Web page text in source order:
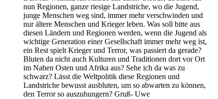
nun Regionen, ganze riesige Landstriche, wo die Jugend,
junge Menschen weg sind, immer mehr verschwinden und
nur ältere Menschen und Krieger leben. Was soll bitte aus
diesen Ländern und Regionen werden, wenn die Jugend als
wichtige Generation einer Gesellschaft immer mehr weg ist,
ein Rest spielt Krieger und Terror, was passiert da gerade?
Bluten da nicht auch Kulturen und Traditionen dort vor Ort
im Nahen Osten und Afrika aus? Sehe ich da was zu
schwarz? Lässt die Weltpolitik diese Regionen und
Landstriche bewusst ausbluten, um so abwarten zu können,
den Terror so auszuhungern? Gruß- Uwe